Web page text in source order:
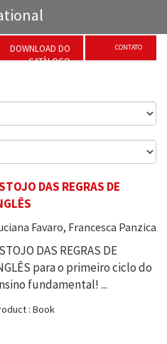
DOWNLOAD DO
CATÀLOGO
CONTATO
DAS REGRAS DE
Favaro, Francesca Panzica
DAS REGRAS DE
para o primeiro ciclo do
fundamental! ...
: Book